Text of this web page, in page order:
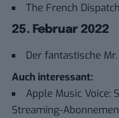
The French Dispatch
25. Februar 2022
Der fantastische
Auch interessant:
Apple Music Voice:
Streaming-